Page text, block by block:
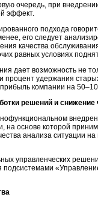
очередь, при
эффект.
подхода
его следует
качества
равных условиях
дает возможность не
процент удержания
компании на
решений и
на основе которой
анализа ситуации
управленческих
подсистемами